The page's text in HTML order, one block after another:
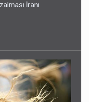
İranı